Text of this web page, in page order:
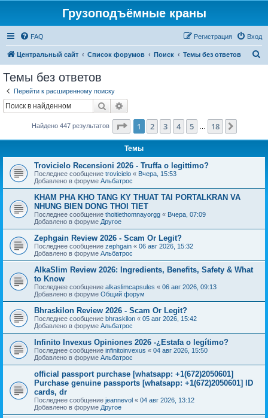
Грузоподъёмные краны
FAQ Вход
Регистрация
Центральный сайт Список форумов Поиск Темы без ответов
Темы без ответов
Перейти к расширенному поиску
Поиск
Найдено 447 результатов Страница из 18
1 2 3 4 5 18
Темы
Trovicielo Recensioni 2026 - Truffa o legittimo?
Последнее сообщение trovicielo « Вчера, 15:53
Добавлено в форуме Альбатрос
KHAM PHA KHO TANG KY THUAT TAI PORTALKRAN VA
NHUNG BIEN DONG THOI TIET
Последнее сообщение thoitiethomnayorgg « Вчера, 07:09
Добавлено в форуме Другое
Zephgain Review 2026 - Scam Or Legit?
Последнее сообщение zephgain « 06 авг 2026, 15:32
Добавлено в форуме Альбатрос
AlkaSlim Review 2026: Ingredients, Benefits, Safety & What
to Know
Последнее сообщение alkaslimcapsules « 06 авг 2026, 09:13
Добавлено в форуме Общий форум
Bhraskilon Review 2026 - Scam Or Legit?
Последнее сообщение bhraskilon « 05 авг 2026, 15:42
Добавлено в форуме Альбатрос
Infinito Invexus Opiniones 2026 -¿Estafa o legítimo?
Последнее сообщение infinitoinvexus « 04 авг 2026, 15:50
Добавлено в форуме Альбатрос
official passport purchase [whatsapp: +1(672)2050601]
Purchase genuine passports [whatsapp: +1(672)2050601] ID
cards, dr
Последнее сообщение jeannevol « 04 авг 2026, 13:12
Добавлено в форуме Другое